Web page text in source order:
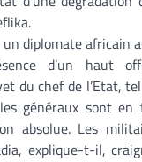
un diplomate africain
d’un haut
du chef de l’Etat,
généraux sont
absolue. Les
explique-t-il,